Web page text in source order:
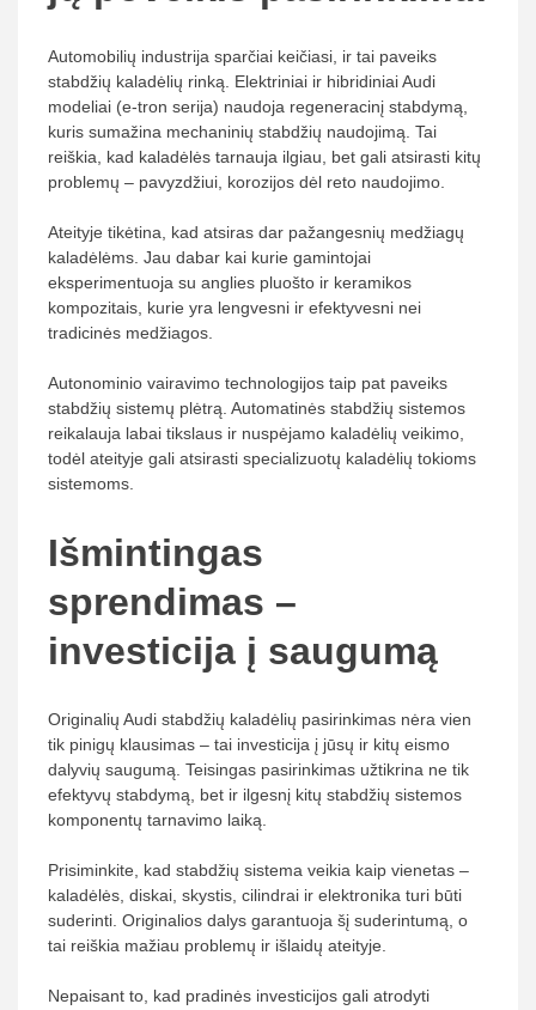
Automobilių industrija sparčiai keičiasi, ir tai paveiks
stabdžių kaladėlių rinką. Elektriniai ir hibridiniai Audi
modeliai (e-tron serija) naudoja regeneracinį stabdymą,
kuris sumažina mechaninių stabdžių naudojimą. Tai
reiškia, kad kaladėlės tarnauja ilgiau, bet gali atsirasti kitų
problemų – pavyzdžiui, korozijos dėl reto naudojimo.
Ateityje tikėtina, kad atsiras dar pažangesnių medžiagų
kaladėlėms. Jau dabar kai kurie gamintojai
eksperimentuoja su anglies pluošto ir keramikos
kompozitais, kurie yra lengvesni ir efektyvesni nei
tradicinės medžiagos.
Autonominio vairavimo technologijos taip pat paveiks
stabdžių sistemų plėtrą. Automatinės stabdžių sistemos
reikalauja labai tikslaus ir nuspėjamo kaladėlių veikimo,
todėl ateityje gali atsirasti specializuotų kaladėlių tokioms
sistemoms.
Išmintingas
sprendimas –
investicija į saugumą
Originalių Audi stabdžių kaladėlių pasirinkimas nėra vien
tik pinigų klausimas – tai investicija į jūsų ir kitų eismo
dalyvių saugumą. Teisingas pasirinkimas užtikrina ne tik
efektyvų stabdymą, bet ir ilgesnį kitų stabdžių sistemos
komponentų tarnavimo laiką.
Prisiminkite, kad stabdžių sistema veikia kaip vienetas –
kaladėlės, diskai, skystis, cilindrai ir elektronika turi būti
suderinti. Originalios dalys garantuoja šį suderintumą, o
tai reiškia mažiau problemų ir išlaidų ateityje.
Nepaisant to, kad pradinės investicijos gali atrodyti